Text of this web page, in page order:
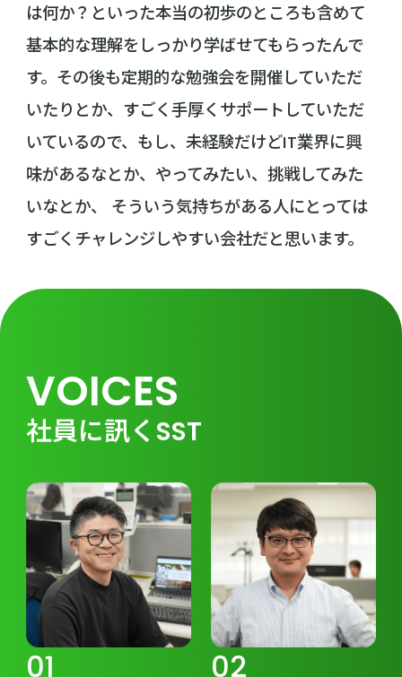
は何か？といった本当の初歩のところも含めて
基本的な理解をしっかり学ばせてもらったんで
す。その後も定期的な勉強会を開催していただ
いたりとか、すごく手厚くサポートしていただ
いているので、もし、未経験だけどIT業界に興
味があるなとか、やってみたい、挑戦してみた
いなとか、 そういう気持ちがある人にとっては
すごくチャレンジしやすい会社だと思います。
VOICES
社員に訊くSST
01 02